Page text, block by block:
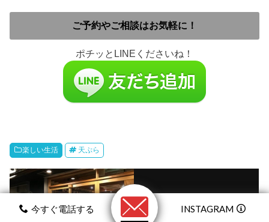
今すぐ電話する INSTAGRAM
ご予約やご相談はお気軽に！
ポチッとLINEくださいね！
楽しい生活 天ぷら
この記事が気に入ったら